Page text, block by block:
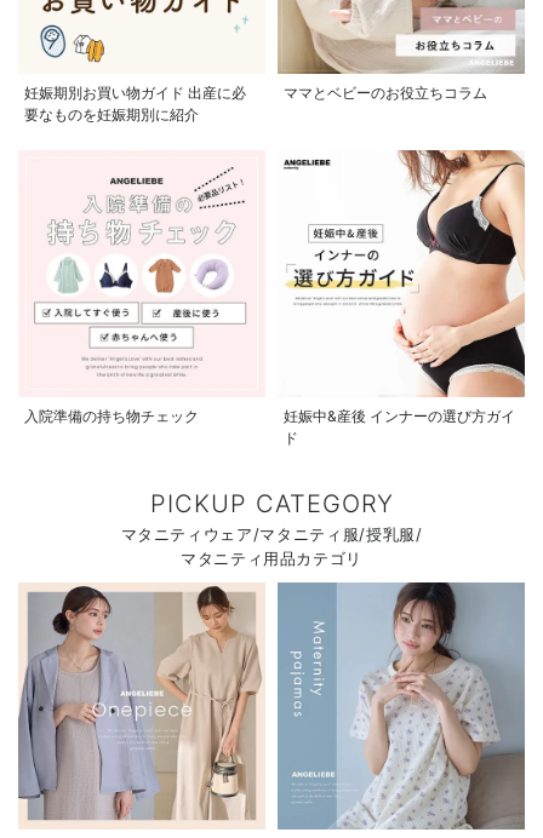
妊娠期別お買い物ガイド 出産に必
要なものを妊娠期別に紹介
ママとベビーのお役立ちコラム
入院準備の持ち物チェック
妊娠中&産後 インナーの選び方ガイ
ド
PICKUP CATEGORY
マタニティウェア/マタニティ服/授乳服/
マタニティ用品カテゴリ